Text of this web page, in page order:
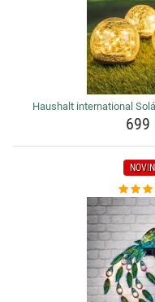
Haushalt international
699